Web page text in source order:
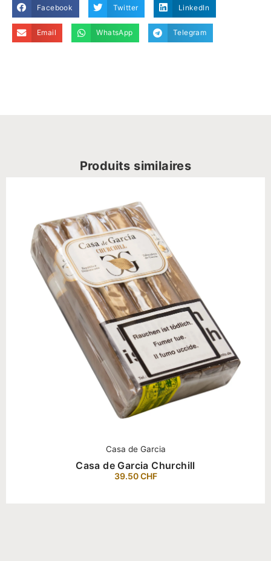
Facebook Twitter LinkedIn
Email WhatsApp Telegram
Produits similaires
Casa de Garcia
Casa de Garcia Churchill
39.50CHF